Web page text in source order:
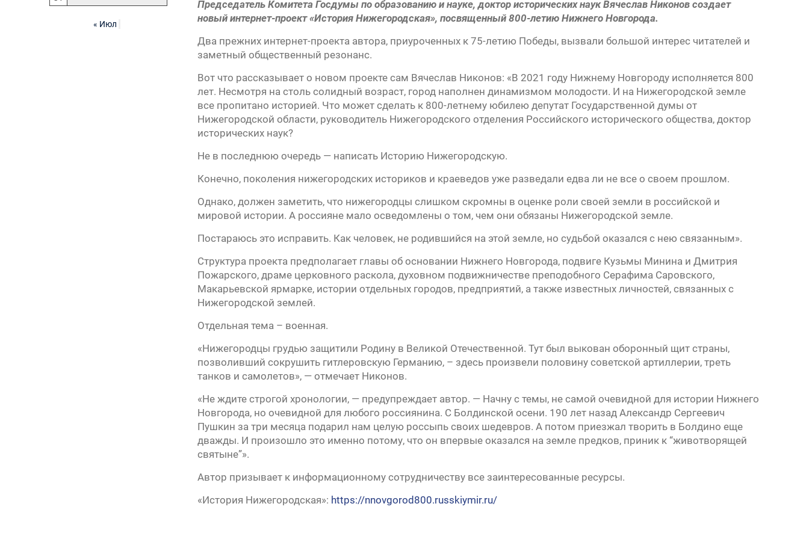
Председатель Комитета Госдумы по образованию и науке, доктор исторических наук Вячеслав Никонов создает
новый интернет-проект «История Нижегородская», посвященный 800-летию Нижнего Новгорода.
Два прежних интернет-проекта автора, приуроченных к 75-летию Победы, вызвали большой интерес читателей и
заметный общественный резонанс.
Вот что рассказывает о новом проекте сам Вячеслав Никонов: «В 2021 году Нижнему Новгороду исполняется 800
лет. Несмотря на столь солидный возраст, город наполнен динамизмом молодости. И на Нижегородской земле
все пропитано историей. Что может сделать к 800-летнему юбилею депутат Государственной думы от
Нижегородской области, руководитель Нижегородского отделения Российского исторического общества, доктор
исторических наук?
Не в последнюю очередь — написать Историю Нижегородскую.
Конечно, поколения нижегородских историков и краеведов уже разведали едва ли не все о своем прошлом.
Однако, должен заметить, что нижегородцы слишком скромны в оценке роли своей земли в российской и
мировой истории. А россияне мало осведомлены о том, чем они обязаны Нижегородской земле.
Постараюсь это исправить. Как человек, не родившийся на этой земле, но судьбой оказался с нею связанным».
Структура проекта предполагает главы об основании Нижнего Новгорода, подвиге Кузьмы Минина и Дмитрия
Пожарского, драме церковного раскола, духовном подвижничестве преподобного Серафима Саровского,
Макарьевской ярмарке, истории отдельных городов, предприятий, а также известных личностей, связанных с
Нижегородской землей.
Отдельная тема – военная.
«Нижегородцы грудью защитили Родину в Великой Отечественной. Тут был выкован оборонный щит страны,
позволивший сокрушить гитлеровскую Германию, – здесь произвели половину советской артиллерии, треть
танков и самолетов», — отмечает Никонов.
«Не ждите строгой хронологии, — предупреждает автор. — Начну с темы, не самой очевидной для истории Нижнего
Новгорода, но очевидной для любого россиянина. С Болдинской осени. 190 лет назад Александр Сергеевич
Пушкин за три месяца подарил нам целую россыпь своих шедевров. А потом приезжал творить в Болдино еще
дважды. И произошло это именно потому, что он впервые оказался на земле предков, приник к “животворящей
святыне”».
Автор призывает к информационному сотрудничеству все заинтересованные ресурсы.
«История Нижегородская»: https://nnovgorod800.russkiymir.ru/
« Июл